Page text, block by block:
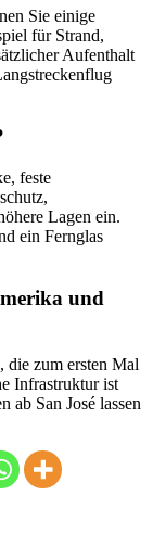
Sie einige
für Strand,
Aufenthalt
feste
Lagen ein.
ein Fernglas
und
die zum ersten Mal
Infrastruktur ist
ab San José lassen